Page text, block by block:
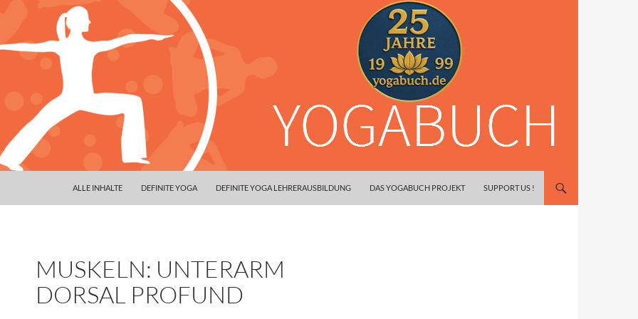
ALLE INHALTE DEFINITE YOGA DEFINITE YOGA LEHRERAUSBILDUNG DAS YOGABUCH PROJEKT SUPPORT US !
MUSKELN: UNTERARM
DORSAL PROFUND